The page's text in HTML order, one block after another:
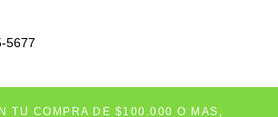
TU COMPRA DE $100.000 O MAS,
5677
abre